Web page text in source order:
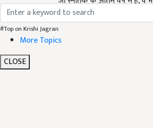
#Top on Krishi Jagran
More Topics
CLOSE
जाता है, तो उन्हें 31 दिसंबर, 2021